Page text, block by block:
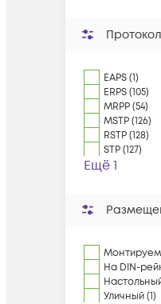
EAPS (1)
ERPS (105)
MRPP (54)
MSTP (126)
RSTP (128)
STP (127)
Ещё 1
На DIN-
Настольный
Уличный (1)